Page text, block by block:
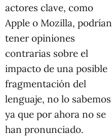
actores clave, como
Apple o Mozilla, podrían
tener opiniones
contrarias sobre el
impacto de una posible
fragmentación del
lenguaje, no lo sabemos
ya que por ahora no se
han pronunciado.